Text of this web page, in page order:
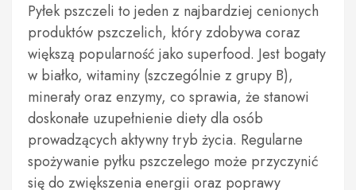
Pyłek pszczeli to jeden z najbardziej cenionych
produktów pszczelich, który zdobywa coraz
większą popularność jako superfood. Jest bogaty
w białko, witaminy (szczególnie z grupy B),
minerały oraz enzymy, co sprawia, że stanowi
doskonałe uzupełnienie diety dla osób
prowadzących aktywny tryb życia. Regularne
spożywanie pyłku pszczelego może przyczynić
się do zwiększenia energii oraz poprawy